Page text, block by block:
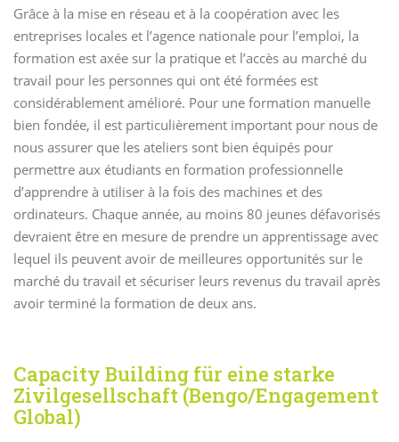
Grâce à la mise en réseau et à la coopération avec les
entreprises locales et l’agence nationale pour l’emploi, la
formation est axée sur la pratique et l’accès au marché du
travail pour les personnes qui ont été formées est
considérablement amélioré. Pour une formation manuelle
bien fondée, il est particulièrement important pour nous de
nous assurer que les ateliers sont bien équipés pour
permettre aux étudiants en formation professionnelle
d’apprendre à utiliser à la fois des machines et des
ordinateurs. Chaque année, au moins 80 jeunes défavorisés
devraient être en mesure de prendre un apprentissage avec
lequel ils peuvent avoir de meilleures opportunités sur le
marché du travail et sécuriser leurs revenus du travail après
avoir terminé la formation de deux ans.
Capacity Building für eine starke
Zivilgesellschaft (Bengo/Engagement
Global)